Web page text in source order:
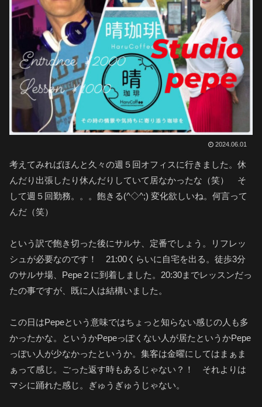
2024.06.01
考えてみればほんと久々の週５回オフィスに行きました。休
んだり出張したり休んだりしていて居なかったな（笑） そ
して週５回勤務。。。飽きる(^◇^;) 変化欲しいね。何言って
んだ（笑）
という訳で飽き切った後にサルサ、定番でしょう。リフレッ
シュが必要なのです！ 21:00くらいに自宅を出る。徒歩3分
のサルサ場、Pepe２に到着しました。20:30までレッスンだっ
たの事ですが、既に人は結構いました。
この日はPepeという意味ではちょっと知らない感じの人も多
かったかな。というかPepeっぽくない人が居たというかPepe
っぽい人が少なかったというか。集客は金曜にしてはまぁま
ぁって感じ。ごった返す時もあるじゃない？！ それよりは
マシに踊れた感じ。ぎゅうぎゅうじゃない。